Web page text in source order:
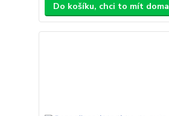
Do košíku, chci to mít doma